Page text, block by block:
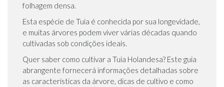
folhagem densa.
Esta espécie de Tuia é conhecida por sua longevidade,
e muitas árvores podem viver várias décadas quando
cultivadas sob condições ideais.
Quer saber como cultivar a Tuia Holandesa? Este guia
abrangente fornecerá informações detalhadas sobre
as características da árvore, dicas de cultivo e como